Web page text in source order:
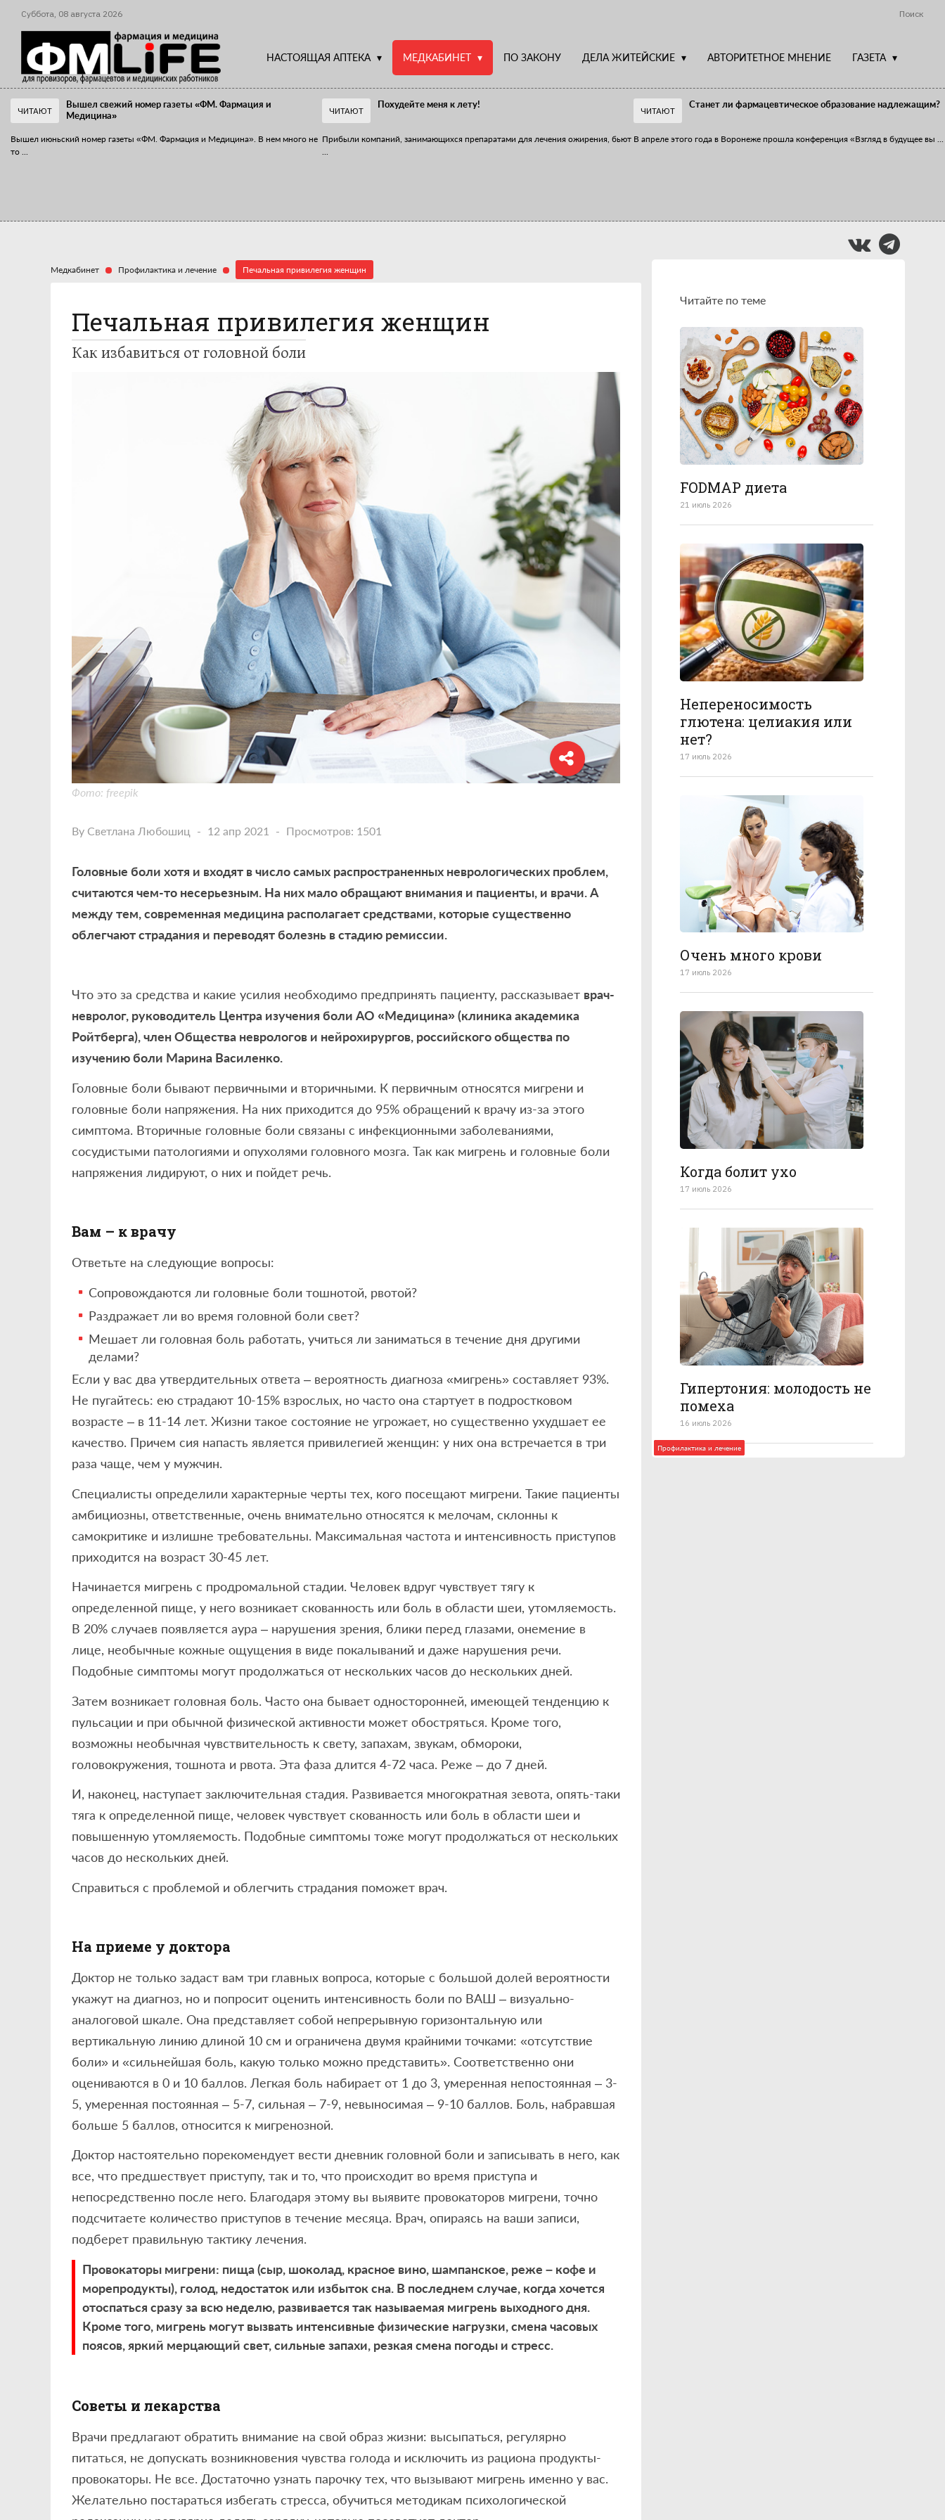
Суббота, 08 августа 2026 Поиск
НАСТОЯЩАЯ АПТЕКА МЕДКАБИНЕТ ПО ЗАКОНУ ДЕЛА ЖИТЕЙСКИЕ АВТОРИТЕТНОЕ МНЕНИЕ ГАЗЕТА
ЧИТАЮТ
Вышел свежий номер газеты «ФМ. Фармация и
Медицина»
Вышел июньский номер газеты «ФМ. Фармация и Медицина». В нем много не
то
ЧИТАЮТ
Похудейте меня к лету!
Прибыли компаний, занимающихся препаратами для лечения ожирения, бьют
ЧИТАЮТ
Станет ли фармацевтическое образование надлежащим?
В апреле этого года в Воронеже прошла конференция «Взгляд в будущее вы
Медкабинет Профилактика и лечение Печальная привилегия женщин
Печальная привилегия женщин
Как избавиться от головной боли
Фото: freepik
By Светлана Любошиц 12 апр 2021 Просмотров: 1501
Головные боли хотя и входят в число самых распространенных неврологических проблем,
считаются чем-то несерьезным. На них мало обращают внимания и пациенты, и врачи. А
между тем, современная медицина располагает средствами, которые существенно
облегчают страдания и переводят болезнь в стадию ремиссии.
Что это за средства и какие усилия необходимо предпринять пациенту, рассказывает врач-
невролог, руководитель Центра изучения боли АО «Медицина» (клиника академика
Ройтберга), член Общества неврологов и нейрохирургов, российского общества по
изучению боли Марина Василенко.
Головные боли бывают первичными и вторичными. К первичным относятся мигрени и
головные боли напряжения. На них приходится до 95% обращений к врачу из-за этого
симптома. Вторичные головные боли связаны с инфекционными заболеваниями,
сосудистыми патологиями и опухолями головного мозга. Так как мигрень и головные боли
напряжения лидируют, о них и пойдет речь.
Вам – к врачу
Ответьте на следующие вопросы:
Сопровождаются ли головные боли тошнотой, рвотой?
Раздражает ли во время головной боли свет?
Мешает ли головная боль работать, учиться ли заниматься в течение дня другими
делами?
Если у вас два утвердительных ответа – вероятность диагноза «мигрень» составляет 93%.
Не пугайтесь: ею страдают 10-15% взрослых, но часто она стартует в подростковом
возрасте – в 11-14 лет. Жизни такое состояние не угрожает, но существенно ухудшает ее
качество. Причем сия напасть является привилегией женщин: у них она встречается в три
раза чаще, чем у мужчин.
Специалисты определили характерные черты тех, кого посещают мигрени. Такие пациенты
амбициозны, ответственные, очень внимательно относятся к мелочам, склонны к
самокритике и излишне требовательны. Максимальная частота и интенсивность приступов
приходится на возраст 30-45 лет.
Начинается мигрень с продромальной стадии. Человек вдруг чувствует тягу к
определенной пище, у него возникает скованность или боль в области шеи, утомляемость.
В 20% случаев появляется аура – нарушения зрения, блики перед глазами, онемение в
лице, необычные кожные ощущения в виде покалываний и даже нарушения речи.
Подобные симптомы могут продолжаться от нескольких часов до нескольких дней.
Затем возникает головная боль. Часто она бывает односторонней, имеющей тенденцию к
пульсации и при обычной физической активности может обостряться. Кроме того,
возможны необычная чувствительность к свету, запахам, звукам, обмороки,
головокружения, тошнота и рвота. Эта фаза длится 4-72 часа. Реже – до 7 дней.
И, наконец, наступает заключительная стадия. Развивается многократная зевота, опять-таки
тяга к определенной пище, человек чувствует скованность или боль в области шеи и
повышенную утомляемость. Подобные симптомы тоже могут продолжаться от нескольких
часов до нескольких дней.
Справиться с проблемой и облегчить страдания поможет врач.
На приеме у доктора
Доктор не только задаст вам три главных вопроса, которые с большой долей вероятности
укажут на диагноз, но и попросит оценить интенсивность боли по ВАШ – визуально-
аналоговой шкале. Она представляет собой непрерывную горизонтальную или
вертикальную линию длиной 10 см и ограничена двумя крайними точками: «отсутствие
боли» и «сильнейшая боль, какую только можно представить». Соответственно они
оцениваются в 0 и 10 баллов. Легкая боль набирает от 1 до 3, умеренная непостоянная – 3-
5, умеренная постоянная – 5-7, сильная – 7-9, невыносимая – 9-10 баллов. Боль, набравшая
больше 5 баллов, относится к мигренозной.
Доктор настоятельно порекомендует вести дневник головной боли и записывать в него, как
все, что предшествует приступу, так и то, что происходит во время приступа и
непосредственно после него. Благодаря этому вы выявите провокаторов мигрени, точно
подсчитаете количество приступов в течение месяца. Врач, опираясь на ваши записи,
подберет правильную тактику лечения.
Провокаторы мигрени: пища (сыр, шоколад, красное вино, шампанское, реже – кофе и
морепродукты), голод, недостаток или избыток сна. В последнем случае, когда хочется
отоспаться сразу за всю неделю, развивается так называемая мигрень выходного дня.
Кроме того, мигрень могут вызвать интенсивные физические нагрузки, смена часовых
поясов, яркий мерцающий свет, сильные запахи, резкая смена погоды и стресс.
Советы и лекарства
Врачи предлагают обратить внимание на свой образ жизни: высыпаться, регулярно
питаться, не допускать возникновения чувства голода и исключить из рациона продукты-
провокаторы. Не все. Достаточно узнать парочку тех, что вызывают мигрень именно у вас.
Желательно постараться избегать стресса, обучиться методикам психологической
Читайте по теме
Профилактика и лечение
FODMAP диета
21 июль 2026
Анатомия болезни
Непереносимость
глютена: целиакия или
нет?
17 июль 2026
Профилактика и лечение
Очень много крови
17 июль 2026
Профилактика и лечение
Когда болит ухо
17 июль 2026
Профилактика и лечение
Гипертония: молодость не
помеха
16 июль 2026